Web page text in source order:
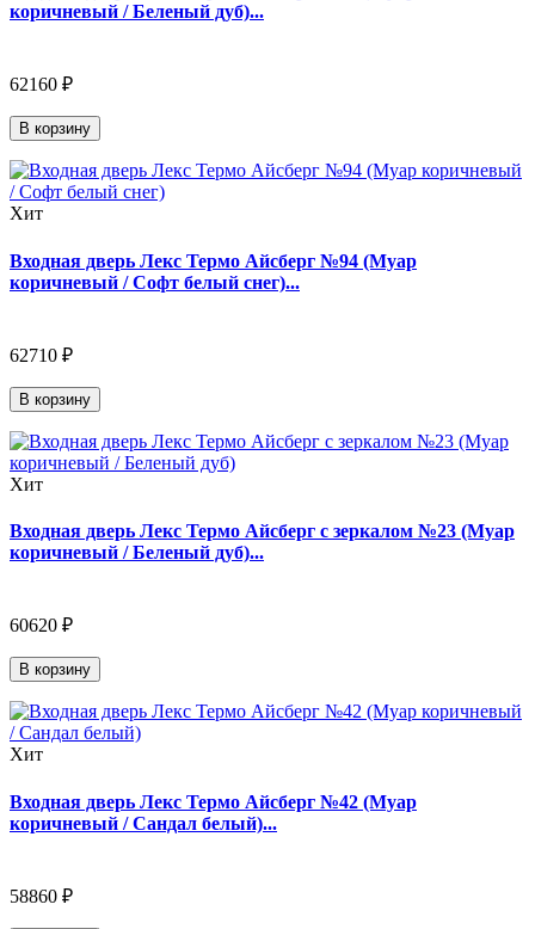
коричневый / Беленый дуб)...
62160 ₽
В корзину
Хит
Входная дверь Лекс Термо Айсберг №94 (Муар
коричневый / Софт белый снег)...
62710 ₽
В корзину
Хит
Входная дверь Лекс Термо Айсберг с зеркалом №23 (Муар
коричневый / Беленый дуб)...
60620 ₽
В корзину
Хит
Входная дверь Лекс Термо Айсберг №42 (Муар
коричневый / Сандал белый)...
58860 ₽